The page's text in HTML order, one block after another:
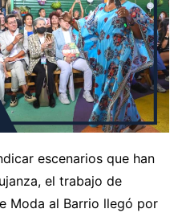
escenarios que han
el trabajo de
Moda al Barrio llegó por